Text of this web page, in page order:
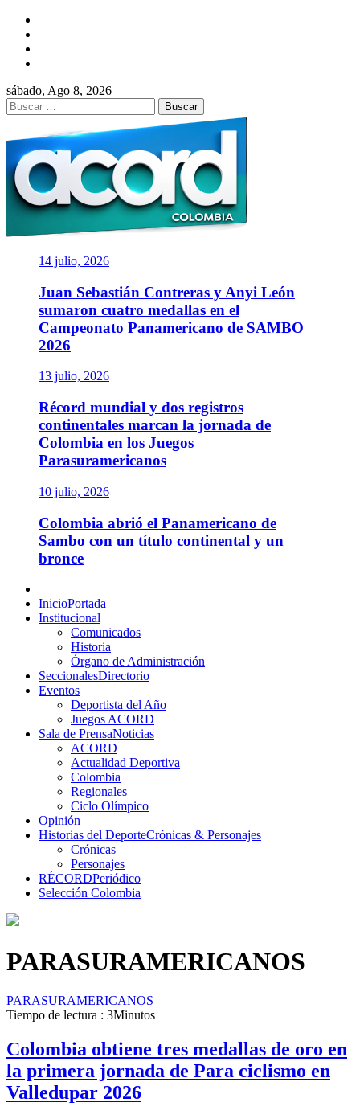
Saltar
contenido
sábado, Ago 8, 2026
Buscar:
Asociación de Periodistas Deportivos
14 julio, 2026
Juan Sebastián Contreras y Anyi León
sumaron cuatro medallas en el
Campeonato Panamericano de SAMBO
2026
13 julio, 2026
Récord mundial y dos registros
continentales marcan la jornada de
Colombia en los Juegos
Parasuramericanos
10 julio, 2026
Colombia abrió el Panamericano de
Sambo con un título continental y un
bronce
Menú
principalInicioPortada
Institucional
Comunicados
Historia
Órgano de Administración
SeccionalesDirectorio
Eventos
Deportista del Año
Juegos ACORD
Sala de PrensaNoticias
ACORD
Actualidad Deportiva
Colombia
Regionales
Ciclo Olímpico
Opinión
Historias del DeporteCrónicas & Personajes
Crónicas
Personajes
RÉCORDPeriódico
Selección Colombia
PARASURAMERICANOS
PARASURAMERICANOS
Tiempo de lectura : 3Minutos
Colombia obtiene tres medallas de oro en
la primera jornada de Para ciclismo en
Valledupar 2026